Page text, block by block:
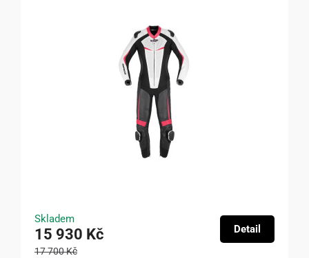
Skladem
15 930 Kč
17 700 Kč
Detail